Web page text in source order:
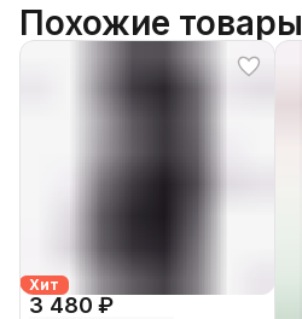
Похожие товары
Хит
3 480 ₽